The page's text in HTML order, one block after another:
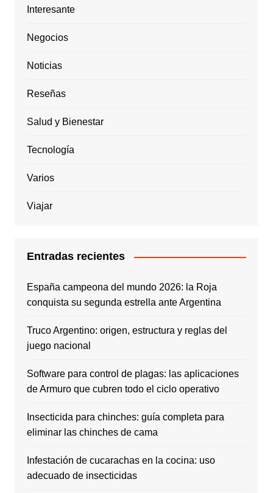
Interesante
Negocios
Noticias
Reseñas
Salud y Bienestar
Tecnología
Varios
Viajar
Entradas recientes
España campeona del mundo 2026: la Roja
conquista su segunda estrella ante Argentina
Truco Argentino: origen, estructura y reglas del
juego nacional
Software para control de plagas: las aplicaciones
de Armuro que cubren todo el ciclo operativo
Insecticida para chinches: guía completa para
eliminar las chinches de cama
Infestación de cucarachas en la cocina: uso
adecuado de insecticidas